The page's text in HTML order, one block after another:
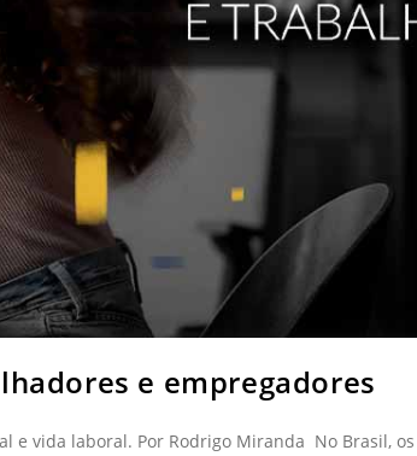
e empregadores
vida laboral. Por Rodrigo Miranda No Brasil,